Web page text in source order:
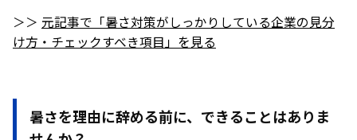
＞＞ 元記事で「暑さ対策がしっかりしている企業の見分
け方・チェックすべき項目」を見る
暑さを理由に辞める前に、できることはありま